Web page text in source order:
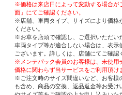
※価格は来店日によって変動する場合が
面」にてご確認ください。
※店舗、車両タイプ、サイズにより価格
ください。
※お車を店頭で確認し、ご選択いただい
車両タイプ等が適合しない場合は、表示
ございます。詳しくは、店舗にてご確認
※メンテパック会員のお客様は、未使用
価格に関わらず当サービスをご利用頂け
※ご注文時のサイズ間違いなど、お客様
も含め、商品の交換、返品返金等お受